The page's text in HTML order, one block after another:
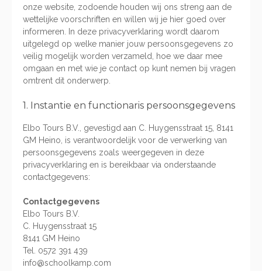
onze website, zodoende houden wij ons streng aan de
wettelijke voorschriften en willen wij je hier goed over
informeren. In deze privacyverklaring wordt daarom
uitgelegd op welke manier jouw persoonsgegevens zo
veilig mogelijk worden verzameld, hoe we daar mee
omgaan en met wie je contact op kunt nemen bij vragen
omtrent dit onderwerp.
1. Instantie en functionaris persoonsgegevens
Elbo Tours B.V., gevestigd aan C. Huygensstraat 15, 8141
GM Heino, is verantwoordelijk voor de verwerking van
persoonsgegevens zoals weergegeven in deze
privacyverklaring en is bereikbaar via onderstaande
contactgegevens:
Contactgegevens
Elbo Tours B.V.
C. Huygensstraat 15
8141 GM Heino
Tel. 0572 391 439
info@schoolkamp.com